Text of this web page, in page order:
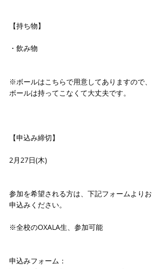
【持ち物】
・飲み物
※ボールはこちらで用意してありますので、
ボールは持ってこなくて大丈夫です。
【申込み締切】
2月27日(木)
参加を希望される方は、下記フォームよりお
申込みください。
※全校のOXALA生、参加可能
申込みフォーム：